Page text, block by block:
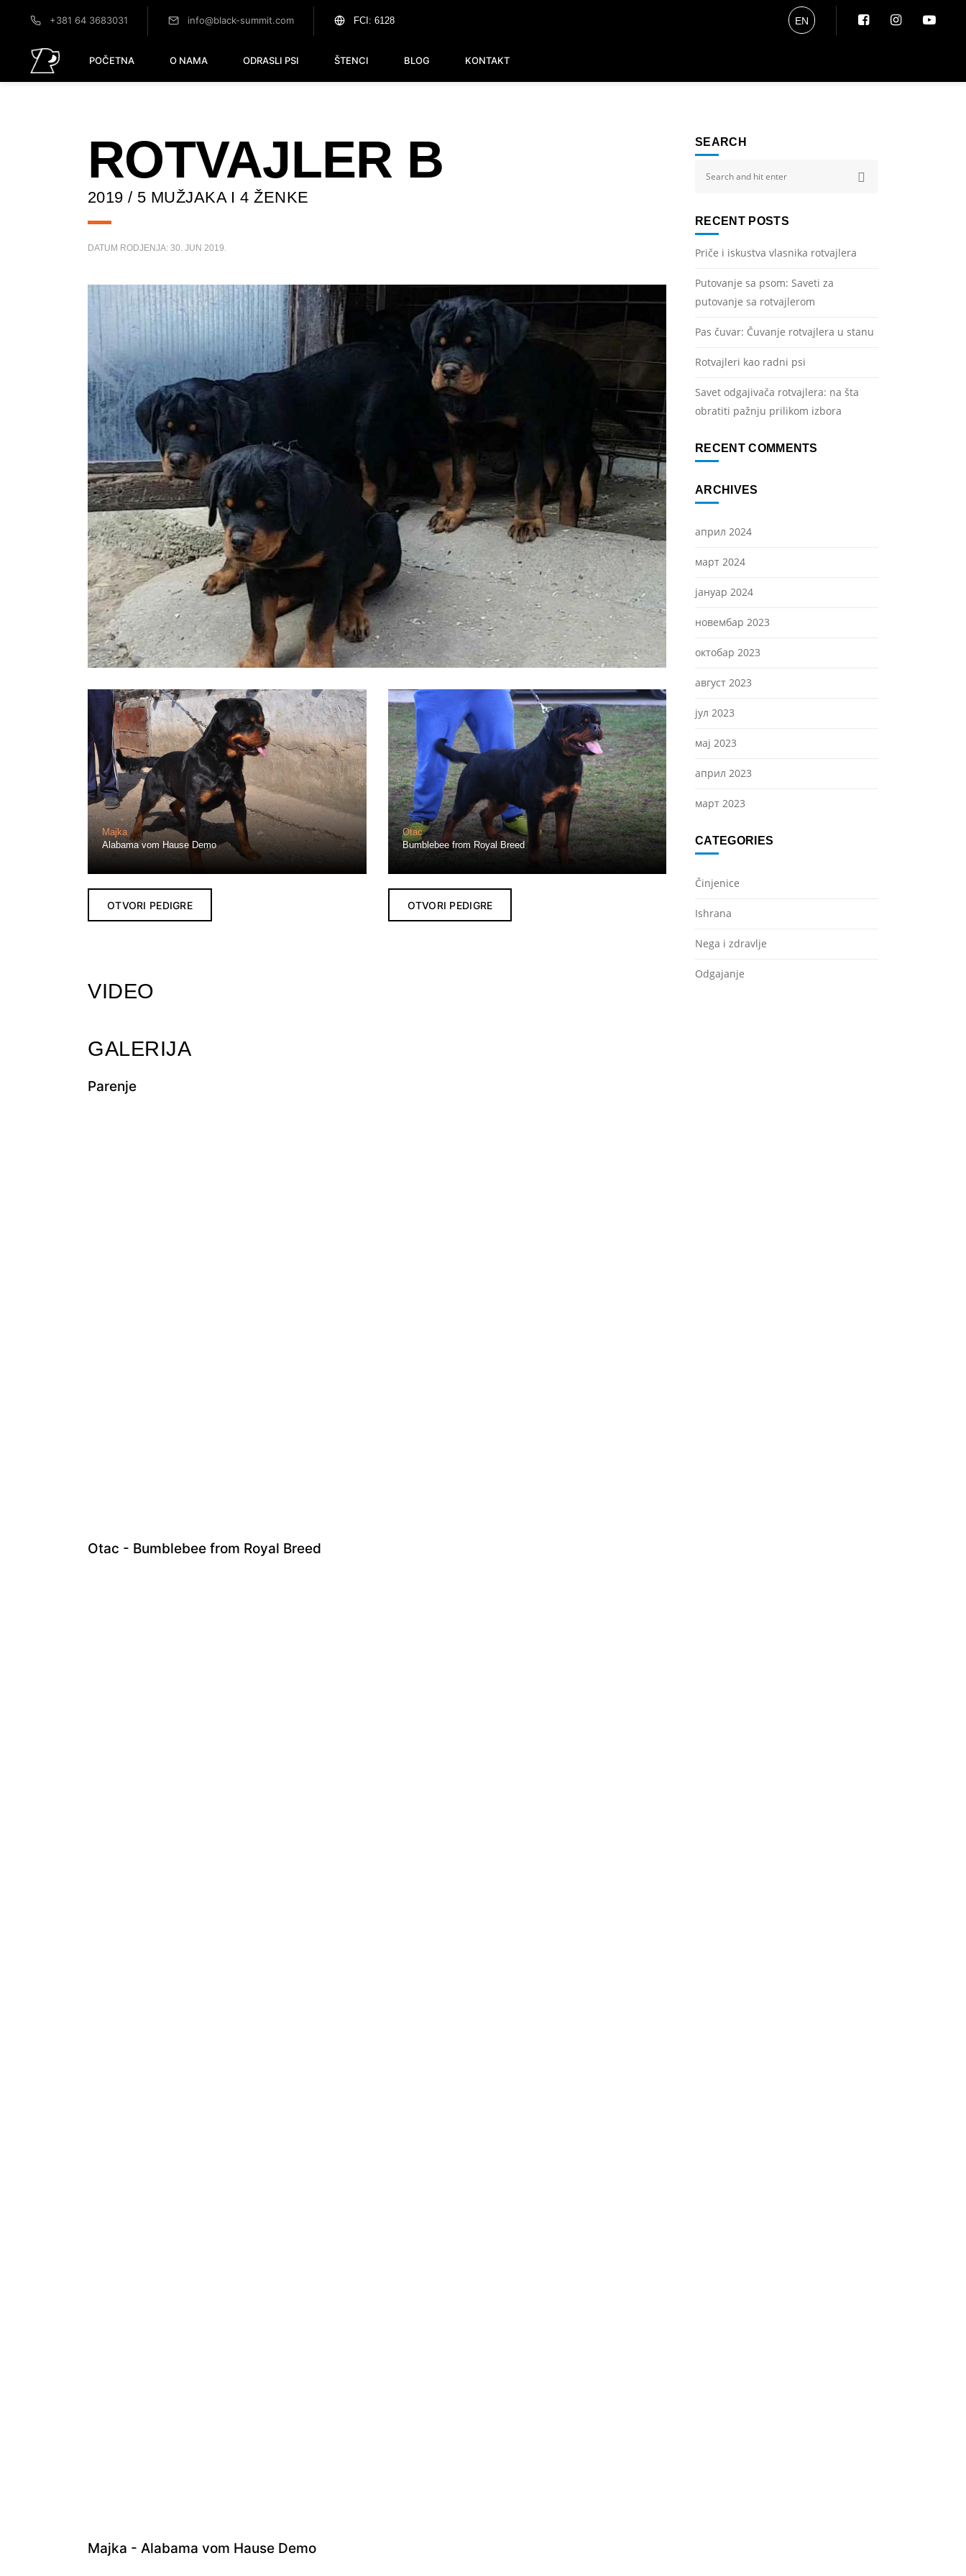
+381 64 3683031 info@black-summit.com FCI: 6128 EN
POČETNA O NAMA ODRASLI PSI ŠTENCI BLOG KONTAKT
ROTVAJLER B
2019 / 5 MUŽJAKA I 4 ŽENKE
DATUM RODJENJA: 30. JUN 2019.
Majka
Alabama vom Hause Demo
OTVORI PEDIGRE
Otac
Bumblebee from Royal Breed
OTVORI PEDIGRE
VIDEO
GALERIJA
Parenje
Otac - Bumblebee from Royal Breed
Majka - Alabama vom Hause Demo
SEARCH
RECENT POSTS
Priče i iskustva vlasnika rotvajlera
Putovanje sa psom: Saveti za
putovanje sa rotvajlerom
Pas čuvar: Čuvanje rotvajlera u stanu
Rotvajleri kao radni psi
Savet odgajivača rotvajlera: na šta
obratiti pažnju prilikom izbora
RECENT COMMENTS
ARCHIVES
април 2024
март 2024
јануар 2024
новембар 2023
октобар 2023
август 2023
јул 2023
мај 2023
април 2023
март 2023
CATEGORIES
Činjenice
Ishrana
Nega i zdravlje
Odgajanje